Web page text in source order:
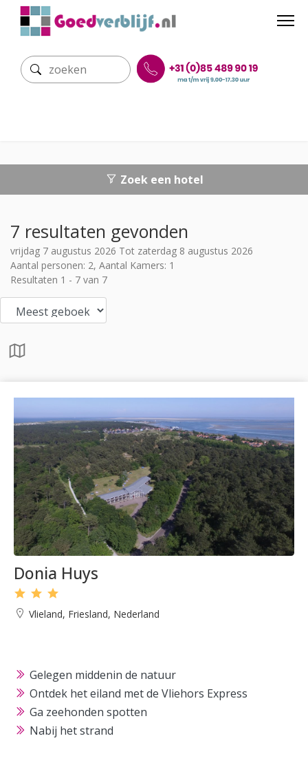
Zoek een hotel
7 resultaten gevonden
vrijdag 7 augustus 2026 Tot zaterdag 8 augustus 2026
Aantal personen: 2, Aantal Kamers: 1
Resultaten 1 - 7 van 7
Donia Huys
Vlieland, Friesland, Nederland
Gelegen middenin de natuur
Ontdek het eiland met de Vliehors Express
Ga zeehonden spotten
Nabij het strand